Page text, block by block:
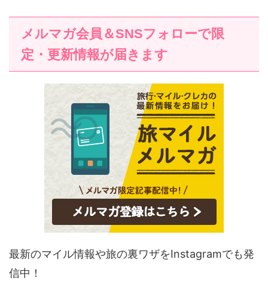
メルマガ会員＆SNSフォローで限
定・更新情報が届きます
最新のマイル情報や旅の裏ワザをInstagramでも発
信中！